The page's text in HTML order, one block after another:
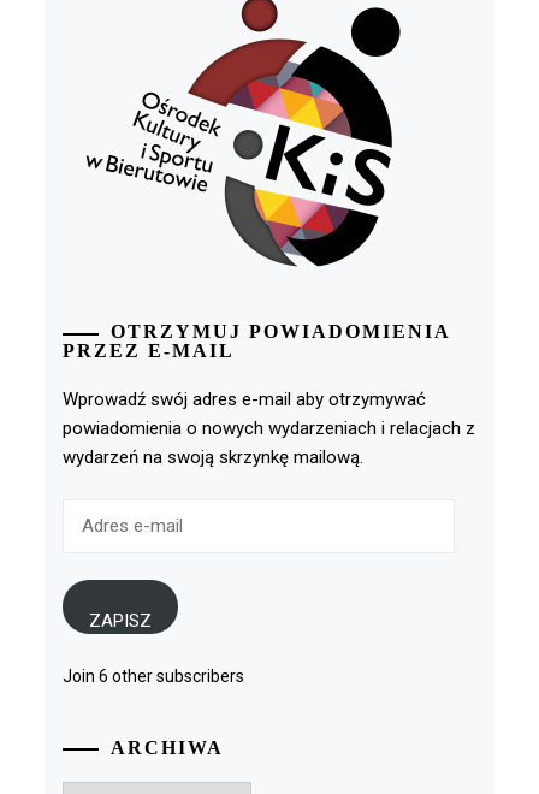
OTRZYMUJ POWIADOMIENIA
PRZEZ E-MAIL
Wprowadź swój adres e-mail aby otrzymywać
powiadomienia o nowych wydarzeniach i relacjach z
wydarzeń na swoją skrzynkę mailową.
ZAPISZ
Join 6 other subscribers
ARCHIWA